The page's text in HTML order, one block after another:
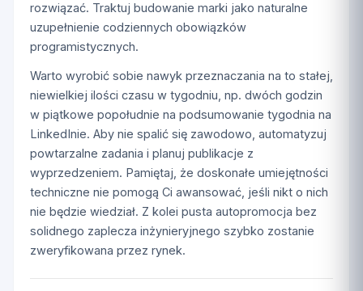
rozwiązać. Traktuj budowanie marki jako naturalne
uzupełnienie codziennych obowiązków
programistycznych.
Warto wyrobić sobie nawyk przeznaczania na to stałej,
niewielkiej ilości czasu w tygodniu, np. dwóch godzin
w piątkowe popołudnie na podsumowanie tygodnia na
LinkedInie. Aby nie spalić się zawodowo, automatyzuj
powtarzalne zadania i planuj publikacje z
wyprzedzeniem. Pamiętaj, że doskonałe umiejętności
techniczne nie pomogą Ci awansować, jeśli nikt o nich
nie będzie wiedział. Z kolei pusta autopromocja bez
solidnego zaplecza inżynieryjnego szybko zostanie
zweryfikowana przez rynek.